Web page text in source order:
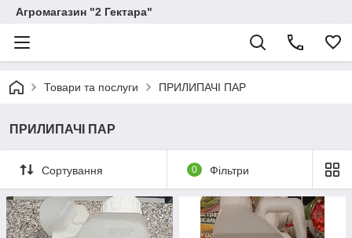
Агромагазин "2 Гектара"
Товари та послуги ПРИЛИПАЧІ ПАР
ПРИЛИПАЧІ ПАР
Сортування 0 Фільтри